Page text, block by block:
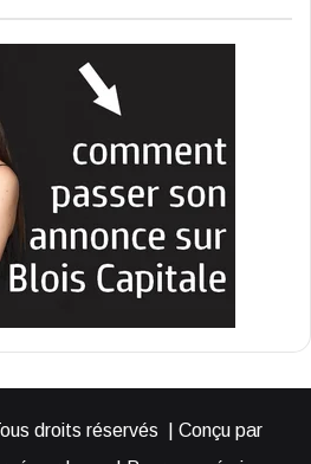
droits réservés | Conçu par